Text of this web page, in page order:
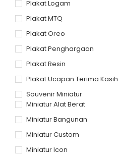
Plakat Logam
Plakat MTQ
Plakat Oreo
Plakat Penghargaan
Plakat Resin
Plakat Ucapan Terima Kasih
Souvenir Miniatur
Miniatur Alat Berat
Miniatur Bangunan
Miniatur Custom
Miniatur Icon